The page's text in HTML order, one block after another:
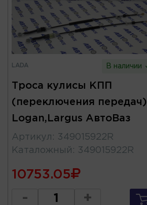
LADA В наличии
Троса кулисы КПП
(переключения передач)
Logan,Largus АвтоВаз
Артикул : 349015922R
Каталожный : 349015922R
10753.05
- +